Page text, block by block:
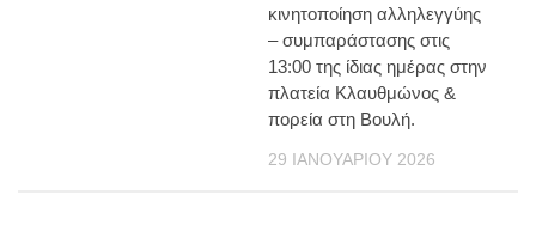
κινητοποίηση αλληλεγγύης
– συμπαράστασης στις
13:00 της ίδιας ημέρας στην
πλατεία Κλαυθμώνος &
πορεία στη Βουλή.
29 ΙΑΝΟΥΑΡΊΟΥ 2026